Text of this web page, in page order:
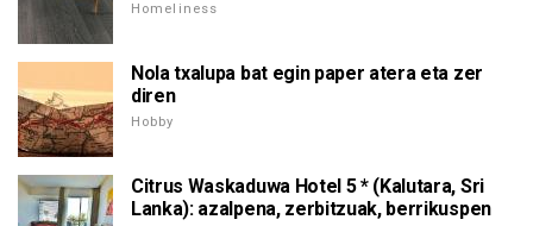
Homeliness
Nola txalupa bat egin paper atera eta zer
diren
Hobby
Citrus Waskaduwa Hotel 5 * (Kalutara, Sri
Lanka): azalpena, zerbitzuak, berrikuspen